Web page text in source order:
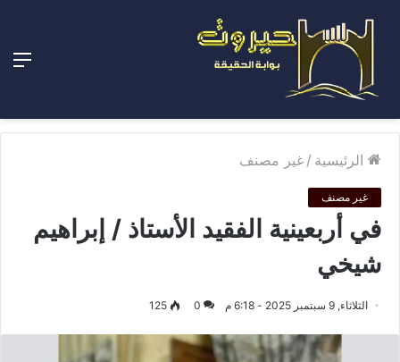
الرئيسية / غير مصنف
غير مصنف
في أربعينية الفقيد الأستاذ / إبراهيم
شيخي
الثلاثاء, 9 سبتمبر 2025 - 6:18 م 0
125